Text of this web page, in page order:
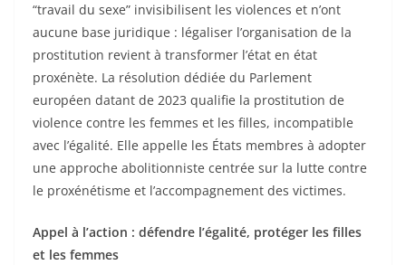
“travail du sexe” invisibilisent les violences et n’ont
aucune base juridique : légaliser l’organisation de la
prostitution revient à transformer l’état en état
proxénète. La résolution dédiée du Parlement
européen datant de 2023 qualifie la prostitution de
violence contre les femmes et les filles, incompatible
avec l’égalité. Elle appelle les États membres à adopter
une approche abolitionniste centrée sur la lutte contre
le proxénétisme et l’accompagnement des victimes.
Appel à l’action : défendre l’égalité, protéger les filles
et les femmes